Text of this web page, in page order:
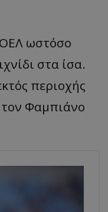
ωστόσο
στα ίσα.
περιοχής
τον Φαμπιάνο